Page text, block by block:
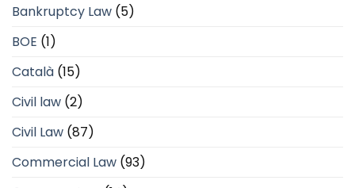
Bankruptcy Law (5)
BOE (1)
Català (15)
Civil law (2)
Civil Law (87)
Commercial Law (93)